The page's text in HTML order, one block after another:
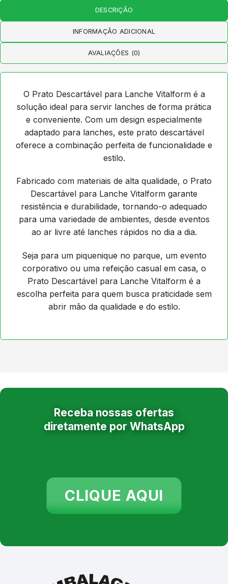
DESCRIÇÃO
INFORMAÇÃO ADICIONAL
AVALIAÇÕES (0)
O Prato Descartável para Lanche Vitalform é a
solução ideal para servir lanches de forma prática
e conveniente. Com um design especialmente
adaptado para lanches, este prato descartável
oferece a combinação perfeita de funcionalidade e
estilo.
Fabricado com materiais de alta qualidade, o Prato
Descartável para Lanche Vitalform garante
resistência e durabilidade, tornando-o adequado
para uma variedade de ambientes, desde eventos
ao ar livre até lanches rápidos no dia a dia.
Seja para um piquenique no parque, um evento
corporativo ou uma refeição casual em casa, o
Prato Descartável para Lanche Vitalform é a
escolha perfeita para quem busca praticidade sem
abrir mão da qualidade e do estilo.
Receba nossas ofertas
diretamente por WhatsApp
CLIQUE AQUI